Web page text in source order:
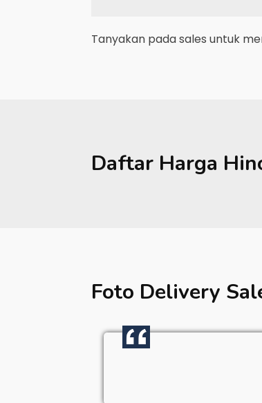
Tanyakan pada sales untuk
Daftar Harga
Foto Delivery